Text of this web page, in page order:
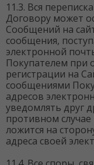
11.3. Вся
Договору может
Сообщений на
сообщения,
электронной
Покупателем при
регистрации на
сообщениями
адресов
уведомлять друг
противном
ложится на
адреса своей